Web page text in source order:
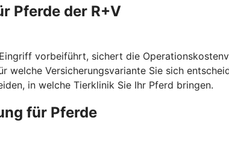
Pferde der R+V
vorbeiführt, sichert die
Versicherungsvariante Sie sich
in welche Tierklinik Sie Ihr Pferd bringen.
für Pferde